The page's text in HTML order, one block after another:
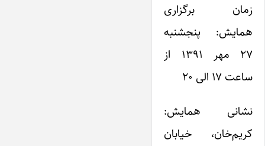
زمان برگزاری
همایش: پنجشنبه
۲۷ مهر ۱۳۹۱ از
ساعت ۱۷ الی ۲۰
نشانی همایش:
کریم‌‌خان،‌ خیابان